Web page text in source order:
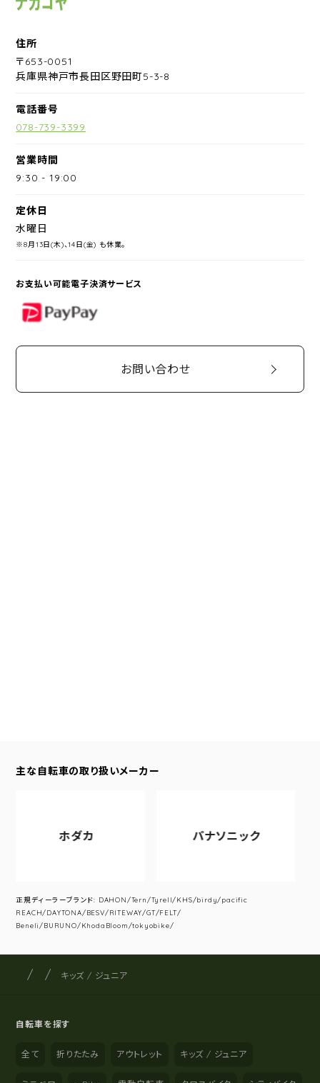
住所
〒653-0051
兵庫県神戸市長田区野田町5-3-8
電話番号
078-739-3399
営業時間
9:30 -19:00
定休日
水曜日
※8月13日(木)、14日(金) も休業。
お支払い可能電子決済サービス
PayPay
お問い合わせ
主な自転車の取り扱いメーカー
ホダカ パナソニック
正規ディーラーブランド: DAHON/Tern/Tyrell/KHS/birdy/pacific
REACH/DAYTONA/BESV/RITEWAY/GT/FELT/
Beneli/BURUNO/KhodaBloom/tokyobike/
サイト内の現在地
サイクルショップナカゴヤ
キッズ / ジュニア
自転車を探す
全て 折りたたみ アウトレット キッズ / ジュニア